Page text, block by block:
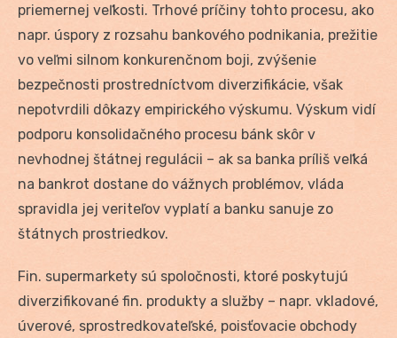
priemernej veľkosti. Trhové príčiny tohto procesu, ako
napr. úspory z rozsahu bankového podnikania, prežitie
vo veľmi silnom konkurenčnom boji, zvýšenie
bezpečnosti prostredníctvom diverzifikácie, však
nepotvrdili dôkazy empirického výskumu. Výskum vidí
podporu konsolidačného procesu bánk skôr v
nevhodnej štátnej regulácii – ak sa banka príliš veľká
na bankrot dostane do vážnych problémov, vláda
spravidla jej veriteľov vyplatí a banku sanuje zo
štátnych prostriedkov.
Fin. supermarkety sú spoločnosti, ktoré poskytujú
diverzifikované fin. produkty a služby – napr. vkladové,
úverové, sprostredkovateľské, poisťovacie obchody